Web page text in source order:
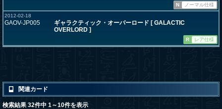
N
ノーマル仕様
2012-02-18
GAOV-JP005
ギャラクティック・オーバーロード [ GALACTIC
OVERLORD ]
R レア仕様
関連カード
検索結果 32件中 1～10件を表示